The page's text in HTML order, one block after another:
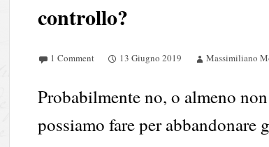
controllo?
1 Comment 13 Giugno 2019 Massimiliano
Probabilmente no, o almeno
possiamo fare per abbandonare